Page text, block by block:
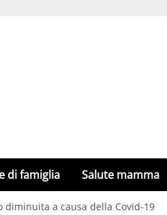
di famiglia Salute mamma
diminuita a causa della Covid-19